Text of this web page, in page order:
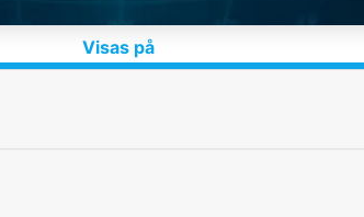
Visas på